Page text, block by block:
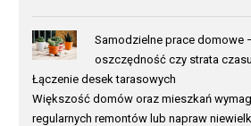
Samodzielne prace domowe
oszczędność czy strata
Łączenie desek tarasowych
Większość domów oraz mieszkań
regularnych remontów lub napraw